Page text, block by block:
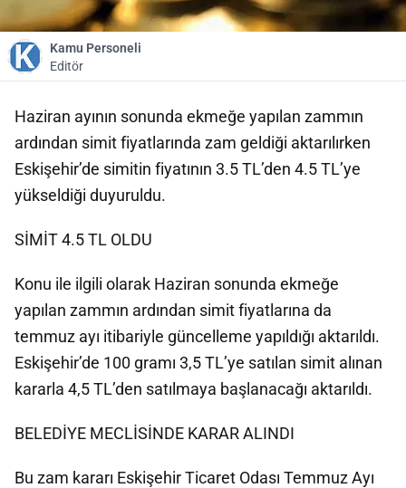
Kamu Personeli
Editör
Haziran ayının sonunda ekmeğe yapılan zammın
ardından simit fiyatlarında zam geldiği aktarılırken
Eskişehir’de simitin fiyatının 3.5 TL’den 4.5 TL’ye
yükseldiği duyuruldu.
SİMİT 4.5 TL OLDU
Konu ile ilgili olarak Haziran sonunda ekmeğe
yapılan zammın ardından simit fiyatlarına da
temmuz ayı itibariyle güncelleme yapıldığı aktarıldı.
Eskişehir’de 100 gramı 3,5 TL’ye satılan simit alınan
kararla 4,5 TL’den satılmaya başlanacağı aktarıldı.
BELEDİYE MECLİSİNDE KARAR ALINDI
Bu zam kararı Eskişehir Ticaret Odası Temmuz Ayı